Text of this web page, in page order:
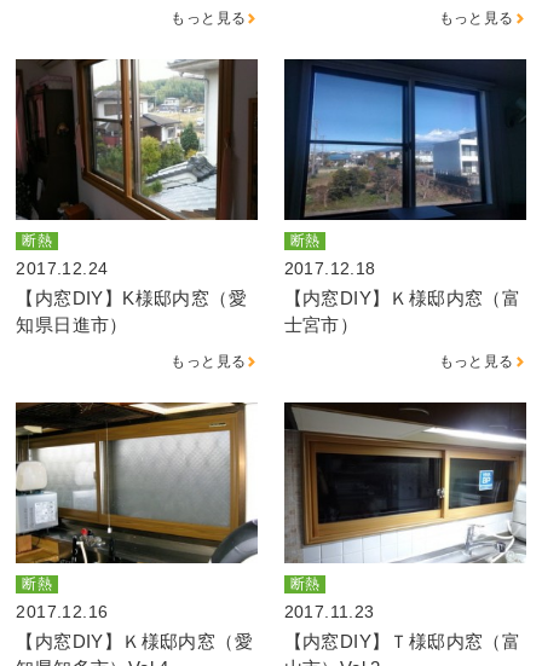
もっと見る もっと見る
断熱
2017.12.24
【内窓DIY】K様邸内窓（愛
知県日進市）
もっと見る
断熱
2017.12.18
【内窓DIY】Ｋ様邸内窓（富
士宮市）
もっと見る
断熱
2017.12.16
【内窓DIY】Ｋ様邸内窓（愛
断熱
2017.11.23
【内窓DIY】Ｔ様邸内窓（富